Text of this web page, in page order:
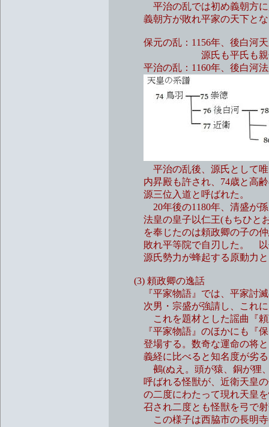
平治の乱では初め義朝方に加
義朝方が敗れ平家の天下とな
保元の乱：1156年、後白河天皇
源氏も平氏も親子や兄
平治の乱：1160年、後白河法
平治の乱後、源氏として唯一
内昇殿も許され、74歳と高齢の
源三位入道と呼ばれた。
20年後の1180年、清盛が孫に
法皇の皇子以仁王(もちひとお
を奉じたのは頼政卿の子の仲綱
敗れ平等院で自刃した。 以仁
源氏勢力が蜂起する原動力と
(3) 頼政卿の逸話
『平家物語』では、平家討滅の
次男・宗盛が強請し、これに「
これを題材とした謡曲『頼政
『平家物語』のほかにも『保元
登場する。数奇な運命の将とし
義経に比べると知名度が劣る
鵺(ぬえ。頭が猿、銅が狸、尾
呼ばれる怪獣が、近衛天皇の仁
の二度にわたって現れ天皇を
召され二度とも怪獣を弓で射
この様子は西脇市の長明寺や